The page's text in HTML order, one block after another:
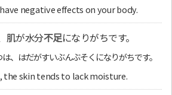
negative effects on your body.
肌が水分不足になりがちです。
、はだがすいぶんぶそくになりがちです。
the skin tends to lack moisture.